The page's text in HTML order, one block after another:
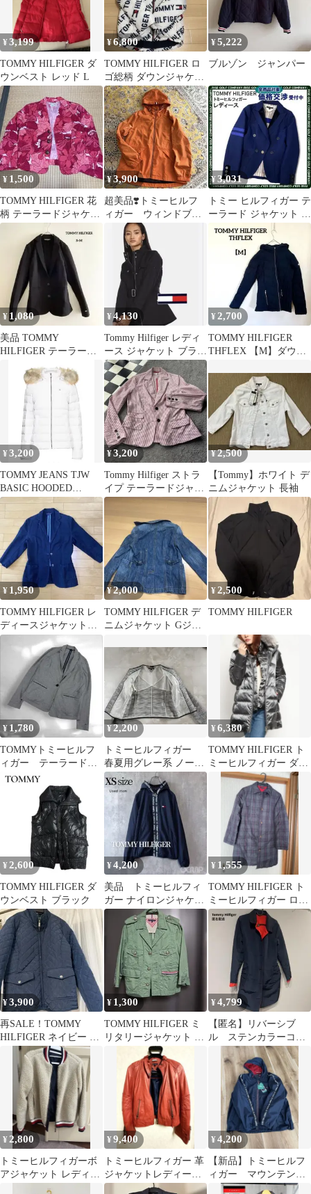
¥3,199
TOMMY HILFIGER ダ
ウンベスト レッド L
¥6,800
TOMMY HILFIGER ロ
ゴ総柄 ダウンジャケッ
ト Mサイズ
¥5,222
ブルゾン ジャンパー
¥ 1,500
TOMMY HILFIGER 花
柄 テーラードジャケッ
ト ピンク M
¥3,900
超美品❣️トミーヒルフ
ィガー ウィンドブレ
ーカー レディースサ
イズL オレンジ
¥3,031
トミー ヒルフィガー テ
ーラード ジャケット ネ
イビー XS ブランド 古
¥ 1,080
美品 TOMMY
HILFIGER テーラード
ジャケット 黒 4 S~M
¥4,130
Tommy Hilfiger レディ
ース ジャケット ブラッ
ク L
¥2,700
TOMMY HILFIGER
THFLEX 【M】ダウン
¥3,200
TOMMY JEANS TJW
BASIC HOODED
DOWN JACKET
¥3,200
Tommy Hilfiger ストラ
イプ テーラードジャケ
ット 春夏秋 M
¥2,500
【Tommy】ホワイト デ
ニムジャケット 長袖
¥ 1,950
TOMMY HILFIGER レ
ディースジャケット
Mサイズ 7分袖
¥2,000
TOMMY HILFIGER デ
ニムジャケット Gジャ
¥2,500
TOMMY HILFIGER
¥ 1,780
TOMMYトミーヒルフ
ィガー テーラードジ
ャケット S ワンポイン
トロゴ（E2
¥2,200
トミーヒルフィガー
春夏用グレー系 ノーカ
ラージャケットＬ
¥6,380
TOMMY HILFIGER ト
ミーヒルフィガー ダウ
ンコート
¥ 2,600
TOMMY HILFIGER ダ
ウンベスト ブラック
¥4,200
美品 トミーヒルフィ
ガー ナイロンジャケッ
ト ロゴパーカー XXS
レディース
¥ 1,555
TOMMY HILFIGER ト
ミーヒルフィガー ロン
グダウンコート
¥3,900
再SALE！TOMMY
HILFIGER ネイビー キ
ルティングジャケット
¥ 1,300
TOMMY HILFIGER ミ
リタリージャケット カ
¥4,799
【匿名】リバーシブ
ル ステンカラーコー
ト Tommy
¥ 2,800
トミーヒルフィガーボ
アジャケット レディー
¥9,400
トミーヒルフィガー 革
ジャケットレディース
革ジャン レザージャケ
¥4,200
【新品】トミーヒルフ
ィガー マウンテンパ
ーカー 春 タグ付き